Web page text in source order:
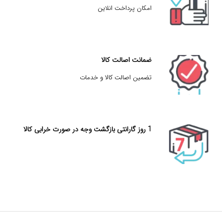
امکان پرداخت انلاین
ضمانت اصالت کالا
تضمین اصالت کالا و خدمات
1 روز گارانتی بازگشت وجه در صورت خرابی کالا